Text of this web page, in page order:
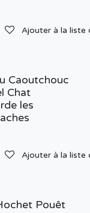
Ajouter à la liste
Caoutchouc
Chat
les
Ajouter à la liste
Pouêt